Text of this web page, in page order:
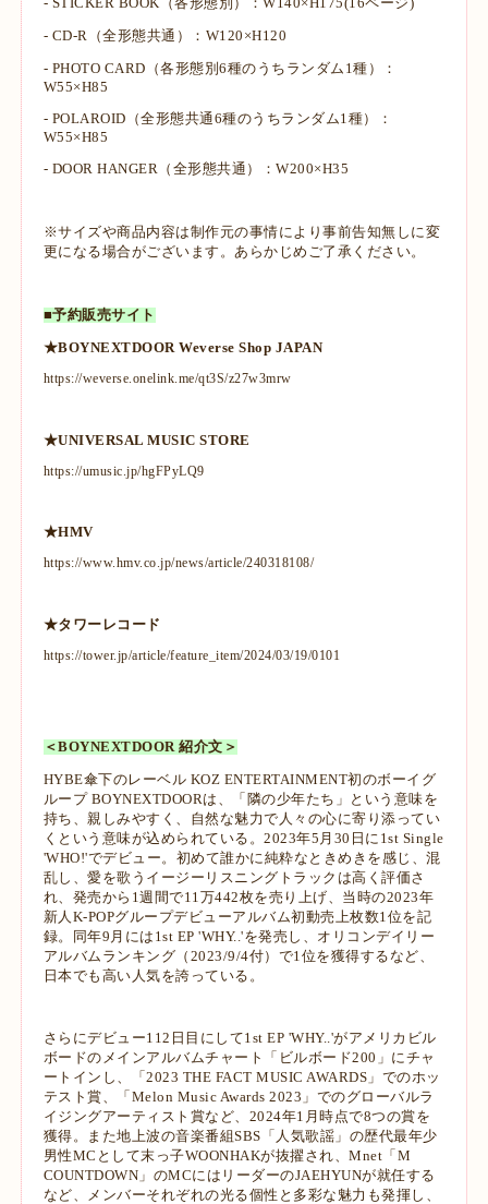
- CD-R（全形態共通）：W120×H120
- PHOTO CARD（各形態別6種のうちランダム1種）：
W55×H85
- POLAROID（全形態共通6種のうちランダム1種）：
W55×H85
- DOOR HANGER（全形態共通）：W200×H35
※サイズや商品内容は制作元の事情により事前告知無しに変
更になる場合がございます。あらかじめご了承ください。
■予約販売サイト
★BOYNEXTDOOR Weverse Shop JAPAN
https://weverse.onelink.me/qt3S/z27w3mrw
★UNIVERSAL MUSIC STORE
https://umusic.jp/hgFPyLQ9
★HMV
https://www.hmv.co.jp/news/article/240318108/
★タワーレコード
https://tower.jp/article/feature_item/2024/03/19/0101
＜BOYNEXTDOOR 紹介文＞
HYBE傘下のレーベル KOZ ENTERTAINMENT初のボーイグ
ループ BOYNEXTDOORは、「隣の少年たち」という意味を
持ち、親しみやすく、自然な魅力で人々の心に寄り添ってい
くという意味が込められている。2023年5月30日に1st Single
'WHO!'でデビュー。初めて誰かに純粋なときめきを感じ、混
乱し、愛を歌うイージーリスニングトラックは高く評価さ
れ、発売から1週間で11万442枚を売り上げ、当時の2023年
新人K-POPグループデビューアルバム初動売上枚数1位を記
録。同年9月には1st EP 'WHY..'を発売し、オリコンデイリー
アルバムランキング（2023/9/4付）で1位を獲得するなど、
日本でも高い人気を誇っている。
さらにデビュー112日目にして1st EP 'WHY..'がアメリカビル
ボードのメインアルバムチャート「ビルボード200」にチャ
ートインし、「2023 THE FACT MUSIC AWARDS」でのホッ
テスト賞、「Melon Music Awards 2023」でのグローバルラ
イジングアーティスト賞など、2024年1月時点で8つの賞を
獲得。また地上波の音楽番組SBS「人気歌謡」の歴代最年少
男性MCとして末っ子WOONHAKが抜擢され、Mnet「M
COUNTDOWN」のMCにはリーダーのJAEHYUNが就任する
など、メンバーそれぞれの光る個性と多彩な魅力も発揮し、